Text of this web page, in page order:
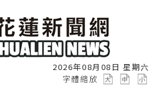
2026年08月08日 星期六
字體縮放